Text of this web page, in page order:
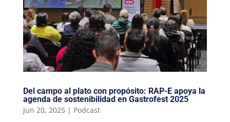
Del campo al plato con propósito: RAP-E apoya la
agenda de sostenibilidad en Gastrofest 2025
Jun 20, 2025| Podcast